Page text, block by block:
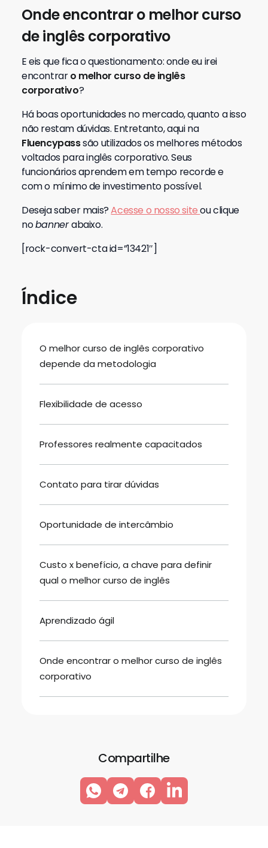
Onde encontrar o melhor curso
de inglês corporativo
E eis que fica o questionamento: onde eu irei
encontraro melhor curso de inglês
corporativo?
Há boas oportunidades no mercado, quanto a isso
não restam dúvidas. Entretanto, aqui na
Fluencypasssão utilizados os melhores métodos
voltados para inglês corporativo. Seus
funcionários aprendem em tempo recorde e
com o mínimo de investimento possível.
Deseja saber mais?Acesse o nosso siteou clique
nobannerabaixo.
[rock-convert-cta id=”13421″]
Índice
O melhor curso de inglês corporativo
depende da metodologia
Flexibilidade de acesso
Professores realmente capacitados
Contato para tirar dúvidas
Oportunidade de intercâmbio
Custo x benefício, a chave para definir
qual o melhor curso de inglês
Aprendizado ágil
Onde encontrar o melhor curso de inglês
corporativo
Compartilhe